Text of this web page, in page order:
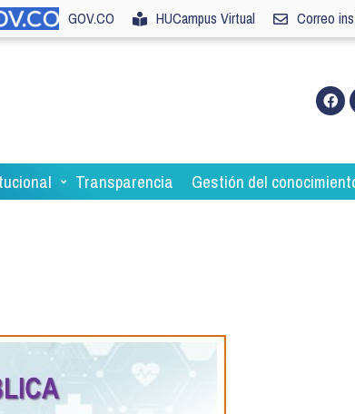
GOV.CO HUCampus Virtual Correo
Transparencia Gestión del